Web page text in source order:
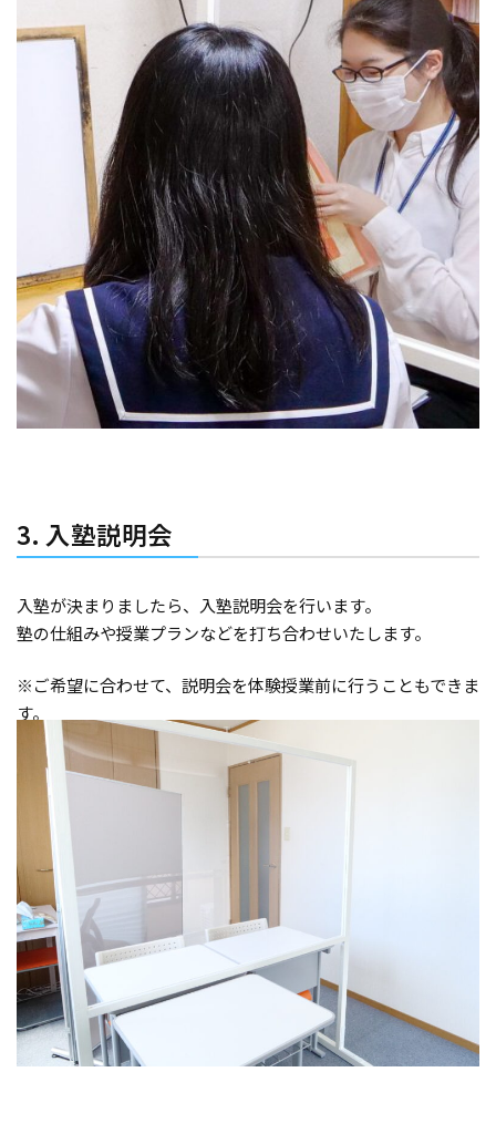
3. 入塾説明会
入塾が決まりましたら、入塾説明会を行います。
塾の仕組みや授業プランなどを打ち合わせいたします。
※ご希望に合わせて、説明会を体験授業前に行うこともできま
す。